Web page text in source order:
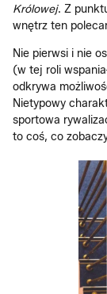
Królowej. Z
wnętrz ten
Nie pierwsi i nie
(w tej roli
odkrywa
Nietypowy
sportowa
to coś, co